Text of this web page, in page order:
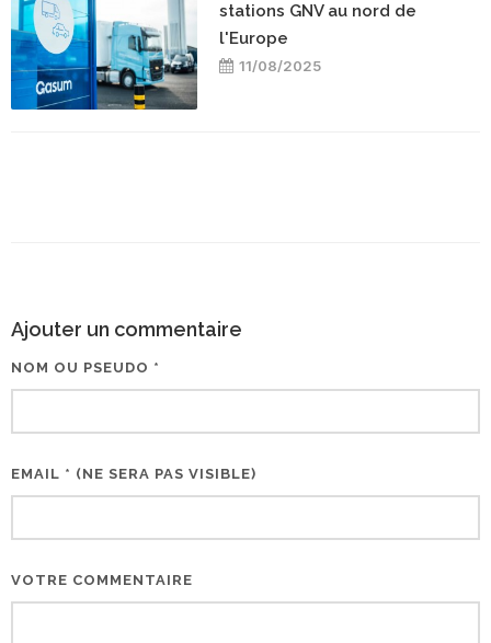
stations GNV au nord de
l'Europe
11/08/2025
Ajouter un commentaire
NOM OU PSEUDO *
EMAIL * (NE SERA PAS VISIBLE)
VOTRE COMMENTAIRE